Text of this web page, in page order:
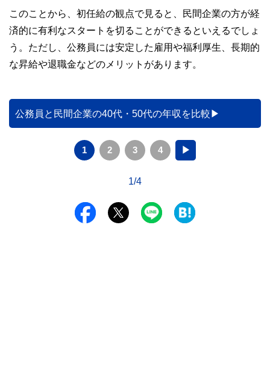
このことから、初任給の観点で見ると、民間企業の方が経
済的に有利なスタートを切ることができるといえるでしょ
う。ただし、公務員には安定した雇用や福利厚生、長期的
な昇給や退職金などのメリットがあります。
公務員と民間企業の40代・50代の年収を比較
1 2 3 4 ▶
1/4